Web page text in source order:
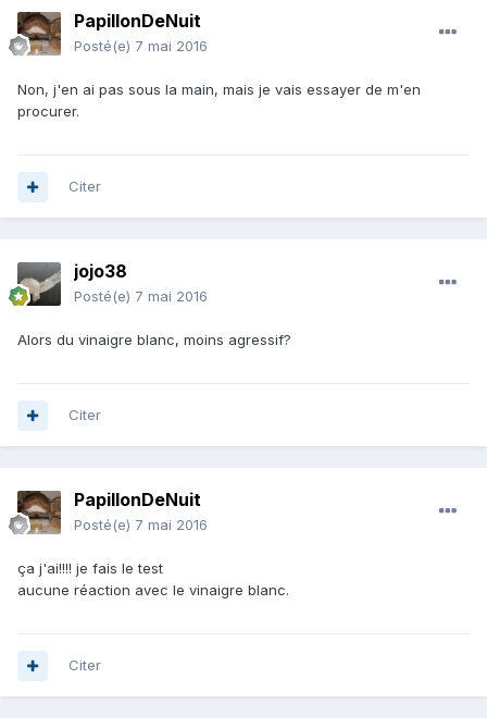
PapillonDeNuit
Posté(e) 7 mai 2016
Non, j'en ai pas sous la main, mais je vais essayer de m'en
procurer.
Citer
jojo38
Posté(e) 7 mai 2016
Alors du vinaigre blanc, moins agressif?
Citer
PapillonDeNuit
Posté(e) 7 mai 2016
ça j'ai!!!! je fais le test
aucune réaction avec le vinaigre blanc.
Citer